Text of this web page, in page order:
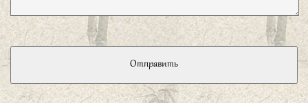
законы; низкий человек думает о том, как бы извлечь
выгоду».
благородный муж не ведет себя с достоинством, он не